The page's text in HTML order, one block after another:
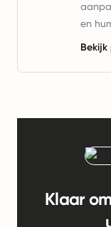
en
Bekijk
Klaar